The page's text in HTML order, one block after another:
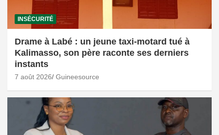
INSÉCURITÉ
Drame à Labé : un jeune taxi-motard tué à
Kalimasso, son père raconte ses derniers
instants
7 août 2026 Guineesource